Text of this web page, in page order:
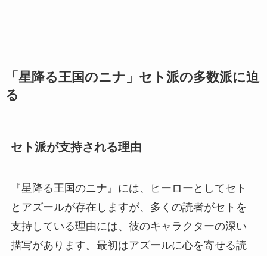
「星降る王国のニナ」セト派の多数派に迫
る
セト派が支持される理由
『星降る王国のニナ』には、ヒーローとしてセト
とアズールが存在しますが、多くの読者がセトを
支持している理由には、彼のキャラクターの深い
描写があります。最初はアズールに心を寄せる読